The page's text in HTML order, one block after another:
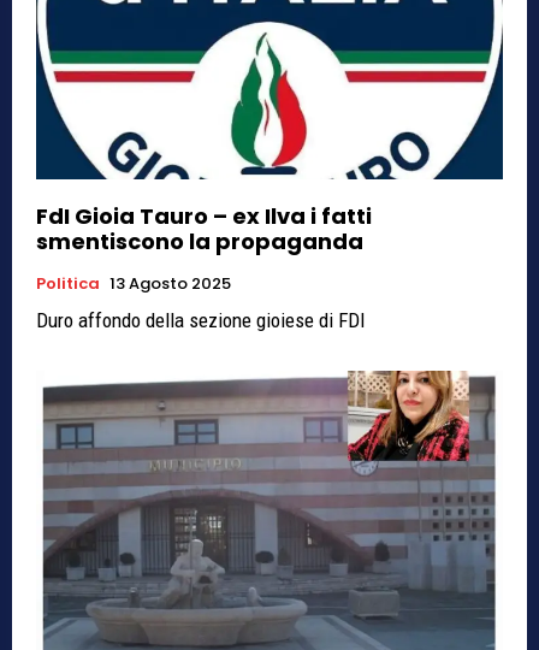
FdI Gioia Tauro – ex Ilva i fatti
smentiscono la propaganda
Politica 13 Agosto 2025
Duro affondo della sezione gioiese di FDI